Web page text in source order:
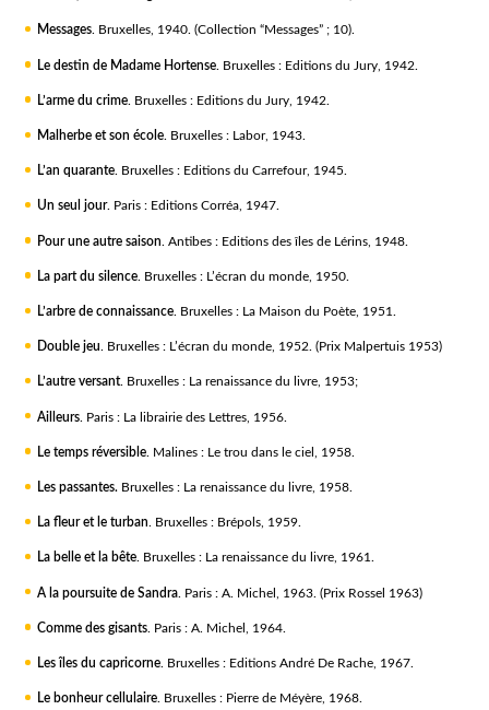
Messages. Bruxelles, 1940. (Collection “Messages” ; 10).
Le destin de Madame Hortense. Bruxelles : Editions du Jury, 1942.
L’arme du crime. Bruxelles : Editions du Jury, 1942.
Malherbe et son école. Bruxelles : Labor, 1943.
L’an quarante. Bruxelles : Editions du Carrefour, 1945.
Un seul jour. Paris : Editions Corréa, 1947.
Pour une autre saison. Antibes : Editions des îles de Lérins, 1948.
La part du silence. Bruxelles : L’écran du monde, 1950.
L’arbre de connaissance. Bruxelles : La Maison du Poète, 1951.
Double jeu. Bruxelles : L’écran du monde, 1952. (Prix Malpertuis 1953)
L’autre versant. Bruxelles : La renaissance du livre, 1953;
Ailleurs. Paris : La librairie des Lettres, 1956.
Le temps réversible. Malines : Le trou dans le ciel, 1958.
Les passantes. Bruxelles : La renaissance du livre, 1958.
La fleur et le turban. Bruxelles : Brépols, 1959.
La belle et la bête. Bruxelles : La renaissance du livre, 1961.
A la poursuite de Sandra. Paris : A. Michel, 1963. (Prix Rossel 1963)
Comme des gisants. Paris : A. Michel, 1964.
Les îles du capricorne. Bruxelles : Editions André De Rache, 1967.
Le bonheur cellulaire. Bruxelles : Pierre de Méyère, 1968.